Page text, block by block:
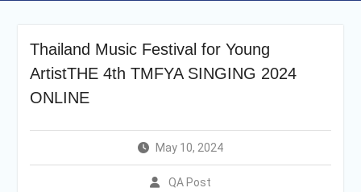
กองอำนวยการออกตรวจ
ภายในโรงเรียนตามเกณฑ์
คุณภาพการศึกษาเพื่อการ
การศึกษา 2569(Summer)
ของกลุ่มสถาบันการศึกษาใน
เครือสารสาสน์
Thailand Music Festival for Young
ArtistTHE 4th TMFYA SINGING 2024
ONLINE
May 10, 2024
QA Post